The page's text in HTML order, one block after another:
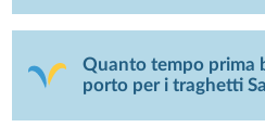
Quanto tempo prima
porto per i traghetti